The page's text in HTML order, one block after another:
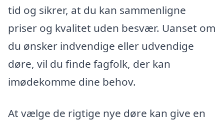
tid og sikrer, at du kan sammenligne
priser og kvalitet uden besvær. Uanset om
du ønsker indvendige eller udvendige
døre, vil du finde fagfolk, der kan
imødekomme dine behov.
At vælge de rigtige nye døre kan give en